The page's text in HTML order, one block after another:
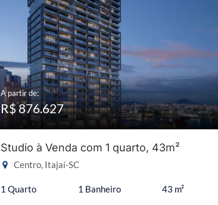
A partir de:
R$ 876.627
Studio à Venda com 1 quarto, 43m²
Centro, Itajaí-SC
1 Quarto 1 Banheiro 43 m²